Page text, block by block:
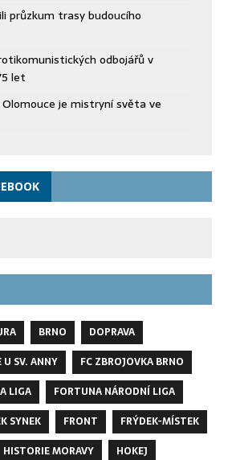
průzkum trasy budoucího
odbojářů v
let
Olomouce je mistryní světa ve
BRNO
DOPRAVA
SV. ANNY
FC ZBROJOVKA BRNO
LIGA
FORTUNA NÁRODNÍ LIGA
SYNEK FRONT
FRÝDEK-MÍSTEK
HISTORIE MORAVY
HOKEJ